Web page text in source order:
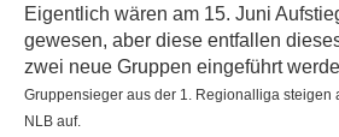
Eigentlich wären am 15. Juni
gewesen, aber diese entfallen
zwei neue Gruppen eingeführt
Gruppensieger aus der 1. Regionalliga steigen
NLB auf.